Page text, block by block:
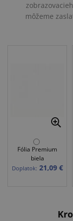
môžeme
Fólia Premium
biela
Doplatok: 21,09 €